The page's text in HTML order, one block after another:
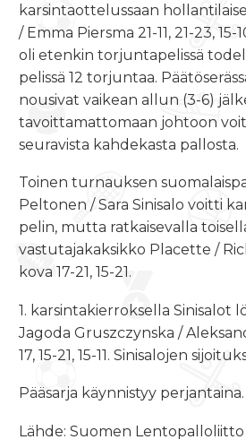
karsintaottelussaan
/ Emma Piersma 21-11, 21-23,
oli etenkin torjuntapelissä
pelissä 12 torjuntaa.
nousivat vaikean allun (3-6)
tavoittamattomaan johtoon
seuravista kahdekasta pallosta.
Toinen turnauksen
Peltonen / Sara Sinisalo voitti
pelin, mutta ratkaisevalla
vastutajakaksikko Placette /
kova 17-21, 15-21.
1. karsintakierroksella Sinisalot
Jagoda Gruszczynska /
17, 15-21, 15-11. Sinisalojen
Pääsarja käynnistyy perjantaina.
Lähde: Suomen Lentopalloliitto